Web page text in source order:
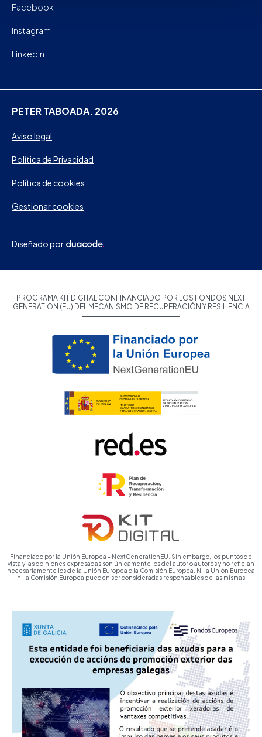
Facebook
Instagram
Linkedin
PETER TABOADA. 2026
Aviso legal
Política de Privacidad
Política de cookies
Gestionar cookies
Diseñado por
PROGRAMA KIT DIGITAL CONFINANCIADO POR LOS FONDOS NEXT
GENERATION (EU) DEL MECANISMO DE RECUPERACIÓN Y RESILIENCIA
Financiado por la Unión Europea - NextGenerationEU. Sin embargo, los puntos de
vista y las opiniones expresadas son únicamente los del autor o autores y no reflejan
necesariamente los de la Unión Europea o la Comisión Europea. Ni la Unión Europea
ni la Comisión Europea pueden ser consideradas responsables de las mismas